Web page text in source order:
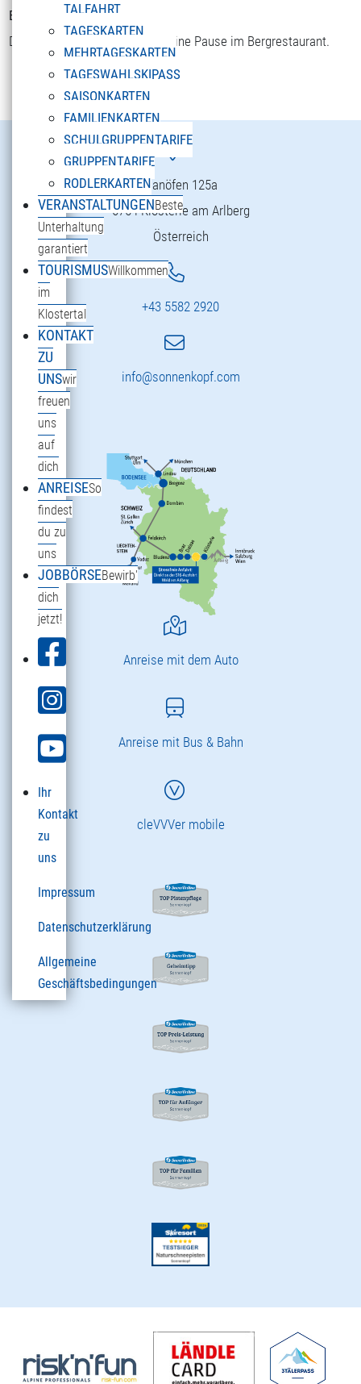
TALFAHRT
TAGESKARTEN
MEHRTAGESKARTEN
TAGESWAHLSKIPASS
SAISONKARTEN
FAMILIENKARTEN
SCHULGRUPPENTARIFE
GRUPPENTARIFE
RODLERKARTEN
VERANSTALTUNGENBeste
Unterhaltung
garantiert
TOURISMUSWillkommen
im
Klostertal
KONTAKT
ZU
UNSwir
freuen
uns
auf
dich
ANREISESo
findest
du zu
uns
JOBBÖRSEBewirb'
dich
jetzt!
Ihr
Kontakt
zu
uns
Impressum
Datenschutzerklärung
Allgemeine
Geschäftsbedingungen
Bettler Älpele
Der schnellste Weg für eine kleine Pause im Bergrestaurant.
Danöfen 125a
6754 Klösterle am Arlberg
Österreich
+43 5582 2920
info@sonnenkopf.com
Anreise mit dem Auto
Anreise mit Bus & Bahn
cleVVVer mobile